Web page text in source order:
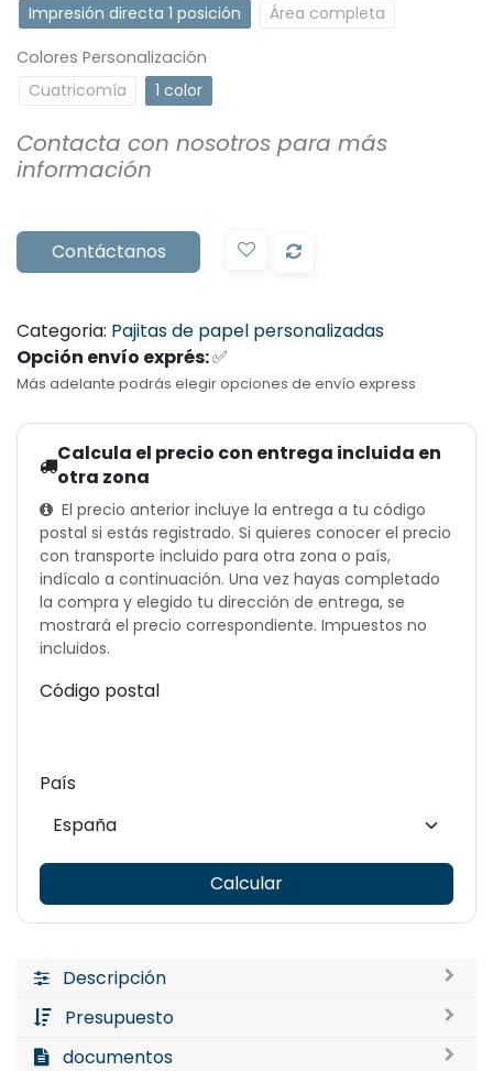
Impresión directa 1 posición
Área completa
Colores Personalización
Cuatricomía
1 color
Contacta con nosotros para más
información
Contáctanos
Categoria: Pajitas de papel personalizadas
Opción envío exprés:✅
Más adelante podrás elegir opciones de envío express
Calcula el precio con entrega incluida en
otra zona
El precio anterior incluye la entrega a tu código
postal si estás registrado. Si quieres conocer el precio
con transporte incluido para otra zona o país,
indícalo a continuación. Una vez hayas completado
la compra y elegido tu dirección de entrega, se
mostrará el precio correspondiente. Impuestos no
incluidos.
Código postal
País
Calcular
Descripción
Presupuesto
documentos